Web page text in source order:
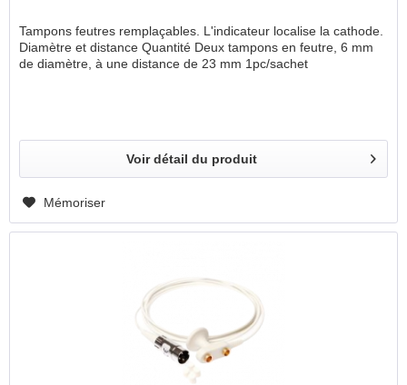
Tampons feutres remplaçables. L'indicateur localise la cathode.
Diamètre et distance Quantité Deux tampons en feutre, 6 mm
de diamètre, à une distance de 23 mm 1pc/sachet
Voir détail du produit
Mémoriser